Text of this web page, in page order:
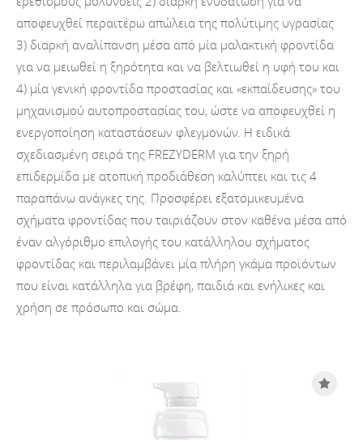
αποφευχθεί περαιτέρω απώλεια της πολύτιμης υγρασίας
3) διαρκή αναλίπανση μέσα από μία μαλακτική φροντίδα
για να μειωθεί η ξηρότητα και να βελτιωθεί η υφή του και
4) μία γενική φροντίδα προστασίας και «εκπαίδευσης» του
μηχανισμού αυτοπροστασίας του, ώστε να αποφευχθεί η
ενεργοποίηση καταστάσεων φλεγμονών. Η ειδικά
σχεδιασμένη σειρά της FREZYDERM για την ξηρή
επιδερμίδα με ατοπική προδιάθεση καλύπτει και τις 4
παραπάνω ανάγκες της. Προσφέρει εξατομικευμένα
σχήματα φροντίδας που ταιριάζουν στον καθένα μέσα από
έναν αλγόριθμο επιλογής του κατάλληλου σχήματος
φροντίδας και περιλαμβάνει μία πλήρη γκάμα προϊόντων
που είναι κατάλληλα για βρέφη, παιδιά και ενήλικες και
χρήση σε πρόσωπο και σώμα.